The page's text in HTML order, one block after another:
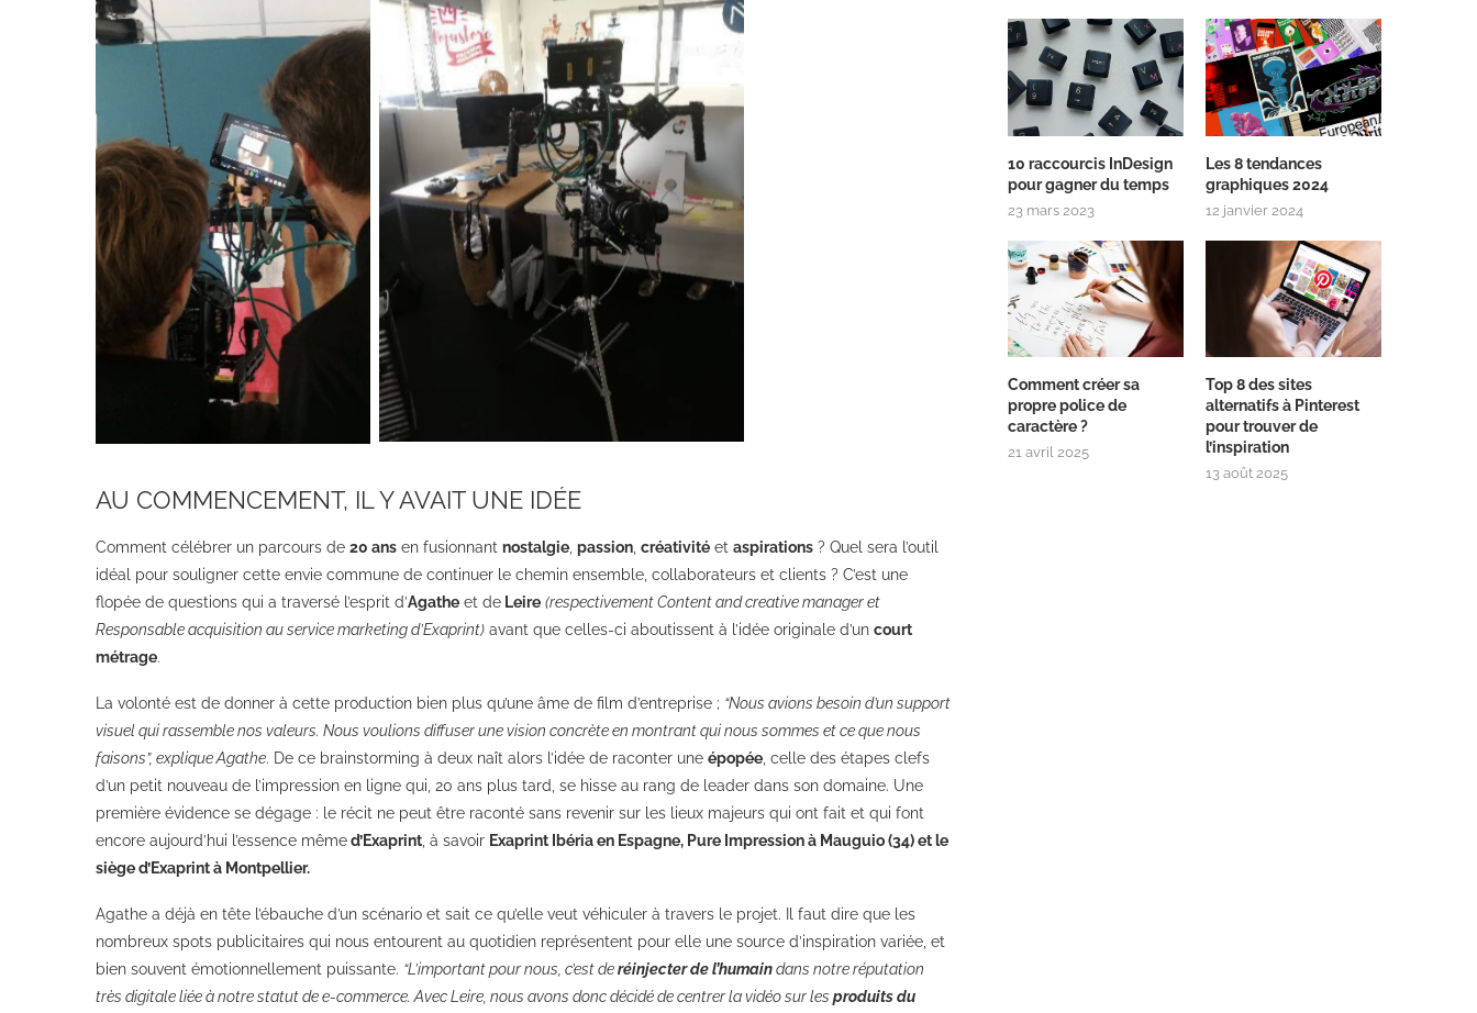
AU COMMENCEMENT, IL Y AVAIT UNE IDÉE
Comment célébrer un parcours de 20 ans en fusionnant nostalgie passion créativité et aspirations ? Quel sera l’outil
idéal pour souligner cette envie commune de continuer le chemin ensemble, collaborateurs et clients ? C’est une
flopée de questions qui a traversé l’esprit d’Agathe et de Leire (respectivement Content and creative manager et
Responsable acquisition au service marketing d’Exaprint) avant que celles-ci aboutissent à l’idée originale d’un court
métrage.
La volonté est de donner à cette production bien plus qu’une âme de film d’entreprise ; “Nous avions besoin d’un support
visuel qui rassemble nos valeurs. Nous voulions diffuser une vision concrète en montrant qui nous sommes et ce que nous
faisons”, explique Agathe. De ce brainstorming à deux naît alors l’idée de raconter une épopée , celle des étapes clefs
d’un petit nouveau de l’impression en ligne qui, 20 ans plus tard, se hisse au rang de leader dans son domaine. Une
première évidence se dégage : le récit ne peut être raconté sans revenir sur les lieux majeurs qui ont fait et qui font
encore aujourd’hui l’essence mêmed’Exaprint , à savoir Exaprint Ibéria en Espagne, Pure Impression à Mauguio (34) et le
siège d’Exaprint à Montpellier.
Agathe a déjà en tête l’ébauche d’un scénario et sait ce qu’elle veut véhiculer à travers le projet. Il faut dire que les
nombreux spots publicitaires qui nous entourent au quotidien représentent pour elle une source d’inspiration variée, et
bien souvent émotionnellement puissante. “L’important pour nous, c’est deréinjecter de l’humaindans notre réputation
très digitale liée à notre statut de e-commerce. Avec Leire, nous avons donc décidé de centrer la vidéo sur les produits du
10 raccourcis InDesign
pour gagner du temps
23 mars 2023
Les 8 tendances
graphiques 2024
12 janvier 2024
Comment créer sa
propre police de
caractère ?
21 avril 2025
Top 8 des sites
alternatifs à Pinterest
pour trouver de
l’inspiration
13 août 2025